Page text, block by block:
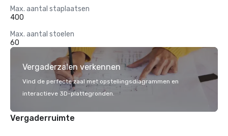
Max. aantal staplaatsen
400
Max. aantal stoelen
60
Vergaderzalen verkennen
Vind de perfecte zaal met opstellingsdiagrammen en
interactieve 3D-plattegronden.
Vergaderruimte